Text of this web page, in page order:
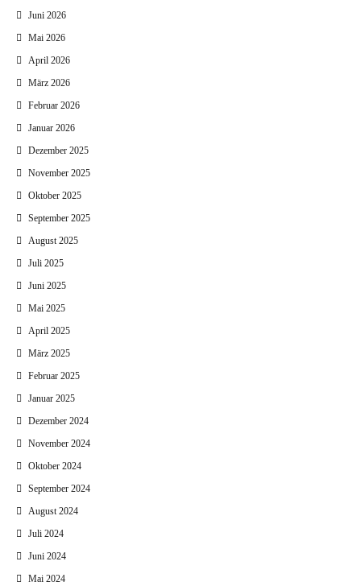
Juni 2026
Mai 2026
April 2026
März 2026
Februar 2026
Januar 2026
Dezember 2025
November 2025
Oktober 2025
September 2025
August 2025
Juli 2025
Juni 2025
Mai 2025
April 2025
März 2025
Februar 2025
Januar 2025
Dezember 2024
November 2024
Oktober 2024
September 2024
August 2024
Juli 2024
Juni 2024
Mai 2024